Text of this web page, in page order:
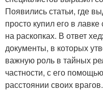
Появились статьи, где
просто купил его в
на раскопках. В ответ
документы, в которых
важную роль в тайных
частности, с его
расстоянии своих